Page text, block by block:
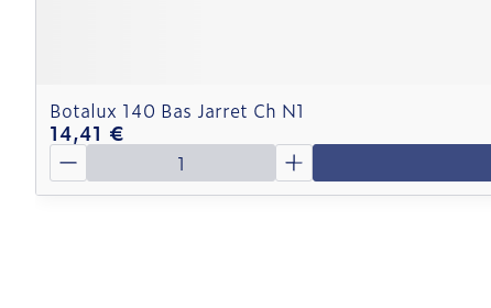
Botalux 140 Bas Jarret Ch N1
14,41 €
Quantité